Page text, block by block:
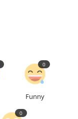
Funny
0
0